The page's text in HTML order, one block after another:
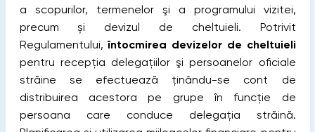
a scopurilor, termenelor şi a programului vizitei,
precum și devizul de cheltuieli. Potrivit
Regulamentului,întocmirea devizelor de cheltuieli
pentru recepția delegaţiilor şi persoanelor oficiale
străine se efectuează ţinându-se cont de
distribuirea acestora pe grupe în funcție de
persoana care conduce delegaţia străină.